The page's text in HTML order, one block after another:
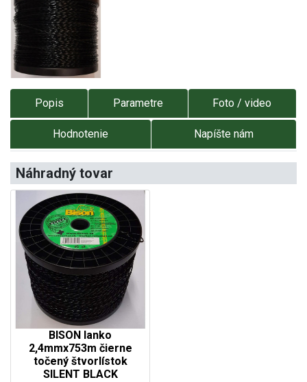
Popis Parametre Foto / video
Hodnotenie Napíšte nám
Náhradný tovar
BISON lanko
2,4mmx753m čierne
točený štvorlístok
SILENT BLACK